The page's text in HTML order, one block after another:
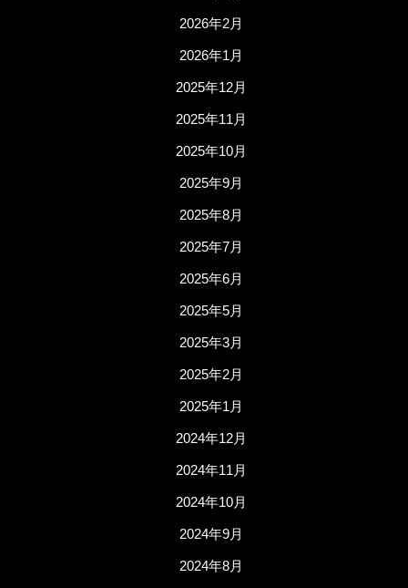
2026年2月
2026年1月
2025年12月
2025年11月
2025年10月
2025年9月
2025年8月
2025年7月
2025年6月
2025年5月
2025年3月
2025年2月
2025年1月
2024年12月
2024年11月
2024年10月
2024年9月
2024年8月